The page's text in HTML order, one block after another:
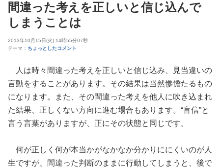
間違った考えを正しいと信じ込んで
しまうことは
2013年10月15日(火) 14時55分07秒
テーマ： ちょっとしたコメント
人は時々間違った考えを正しいと信じ込み、見当違いの
言動をすることがあります。その結果は当然惨憺たるもの
になります。また、その間違った考えを他人に吹き込まれ
た結果、正しくない方向に進む場合もあります。“盲信”と
言う言葉がありますが、正にその状態と同じです。
何が正しく何が本当かがなかなか分かりににくいのが人
生ですが、間違った判断のままに行動してしまうと、後で